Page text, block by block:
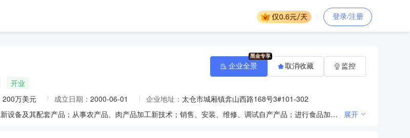
登录/注册
开业
200万美元 成立日期： 2000-06-01 企业地址： 太仓市城厢镇弇山西路168号3#101-302
生产粮食、肉食品、水产品的保鲜、干燥、加工新设备及其配套产品；从事农产品、肉产品加工新技术；销售、安装、维修、调试自产产品；进行食品加工机械及工艺的技术咨询；销售自产产品。从事与本企业生产同类产品的商业批发、佣金代理（拍卖除外）及进出口业务；道路普通货物运输；自有房屋租赁。（以上商品进出口不涉及国营贸易、进出口配额许可证、出口配额招标、出口许可证等专项管理的商品）（依法须经批准的项目，经相关部门批准后方可开展经营活动） 展开
企业全景 取消收藏 监控